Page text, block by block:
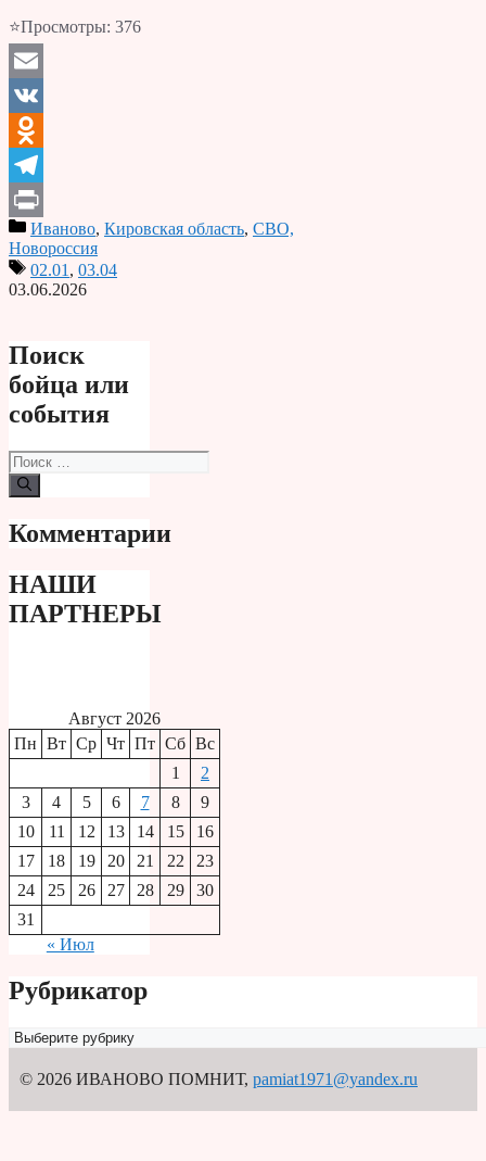
⭐Просмотры: 376
Email
VK
Odnoklassniki
Telegram
PrintИваново, Кировская область, СВО,
Новороссия
02.01 , 03.04
03.06.2026
Поиск
бойца или
события
Поиск:
Комментарии
НАШИ
ПАРТНЕРЫ
Август 2026
Пн Вт Ср Чт Пт Сб Вс
1
2
3
4 5 6 7 8
9
10
11 12 13 14 15
16
17
18 19 20 21 22
23
24
25 26 27 28 29
30
31
« Июл
Рубрикатор
Рубрикатор
© 2026 ИВАНОВО ПОМНИТ, pamiat1971@yandex.ru